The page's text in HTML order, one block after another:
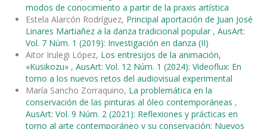
modos de conocimiento a partir de la praxis artística
Estela Alarcón Rodríguez, Principal aportación de Juan José
Linares Martiañez a la danza tradicional popular , AusArt:
Vol. 7 Núm. 1 (2019): Investigación en danza (II)
Aitor Irulegi López, Los entresijos de la animación,
«Kusikozu» , AusArt: Vol. 12 Núm. 1 (2024): Videoflux: En
torno a los nuevos retos del audiovisual experimental
María Sancho Zorraquino, La problemática en la
conservación de las pinturas al óleo contemporáneas ,
AusArt: Vol. 9 Núm. 2 (2021): Reflexiones y prácticas en
torno al arte contemporáneo y su conservación: Nuevos